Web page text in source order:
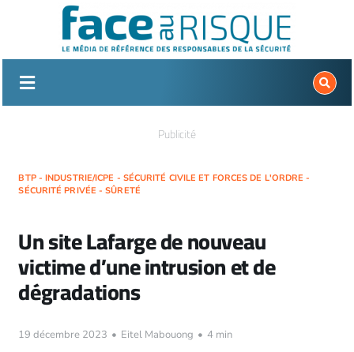
Publicité
BTP - INDUSTRIE/ICPE - SÉCURITÉ CIVILE ET FORCES DE L'ORDRE -
SÉCURITÉ PRIVÉE - SÛRETÉ
Un site Lafarge de nouveau
victime d’une intrusion et de
dégradations
19 décembre 2023 • Eitel Mabouong • 4 min